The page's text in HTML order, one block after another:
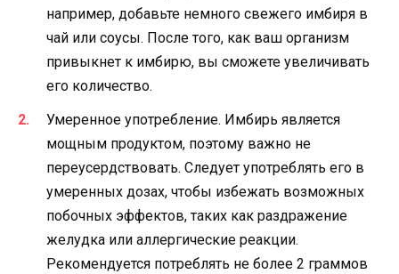
например, добавьте немного свежего имбиря в
чай или соусы. После того, как ваш организм
привыкнет к имбирю, вы сможете увеличивать
его количество.
Умеренное употребление. Имбирь является
мощным продуктом, поэтому важно не
переусердствовать. Следует употреблять его в
умеренных дозах, чтобы избежать возможных
побочных эффектов, таких как раздражение
желудка или аллергические реакции.
Рекомендуется потреблять не более 2 граммов